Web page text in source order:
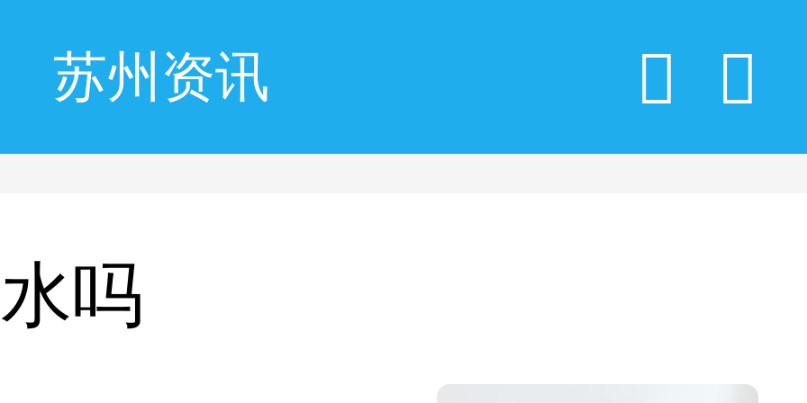
苏州资讯
吗